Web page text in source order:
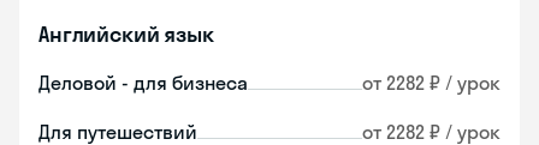
Английский язык
Деловой - для бизнеса от 2282 ₽ / урок
Для путешествий от 2282 ₽ / урок